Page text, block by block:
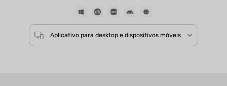
Mais de 5000 avaliações
UPDF AI disponível em